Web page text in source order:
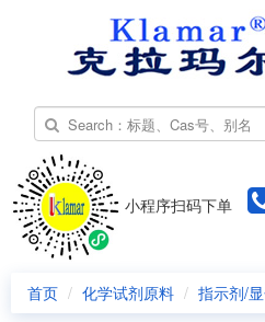
小程序扫码下单
首页 化学试剂原料 指示剂/